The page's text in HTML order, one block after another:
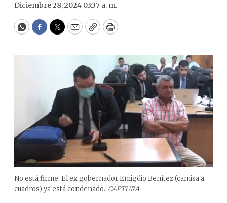
Diciembre 28, 2024 03:37 a. m.
WhatsApp
Facebook
Twitter
EmailCopyPrint
No está firme. El ex gobernador Emigdio Benítez (camisa a
cuadros) ya está condenado. CAPTURA